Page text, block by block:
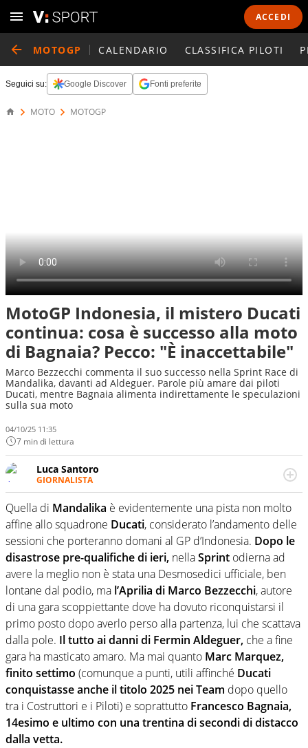
ACCEDI
MOTOGP CALENDARIO CLASSIFICA PILOTI
Seguici su: Google Discover Fonti preferite
MOTO MOTOGP
MotoGP Indonesia, il mistero Ducati
continua: cosa è successo alla moto
di Bagnaia? Pecco: "È inaccettabile"
Marco Bezzecchi commenta il suo successo nella Sprint Race di
Mandalika, davanti ad Aldeguer. Parole più amare dai piloti
Ducati, mentre Bagnaia alimenta indirettamente le speculazioni
sulla sua moto
04/10/25 11:35
7 min di lettura
Luca Santoro
GIORNALISTA
Esperto di Motorsport ma, più in generale, appassionato
di tutto ciò che sia Sport, anche senza il Motor. Dà il
meglio di sé quando la strada fa largo alle due o alle
quattro ruote
Quella di Mandalika è evidentemente una pista non molto
affine allo squadrone Ducati, considerato l’andamento delle
sessioni che porteranno domani al GP d’Indonesia. Dopo le
disastrose pre-qualifiche di ieri, nellaSprint odierna ad
avere la meglio non è stata una Desmosedici ufficiale, ben
lontane dal podio, ma l’Aprilia di Marco Bezzecchi, autore
di una gara scoppiettante dove ha dovuto riconquistarsi il
primo posto dopo averlo perso alla partenza, lui che scattava
dalla pole. Il tutto ai danni di Fermin Aldeguer, che a fine
gara ha masticato amaro. Ma mai quanto Marc Marquez,
finito settimo (comunque a punti, utili affinché Ducati
conquistasse anche il titolo 2025 nei Team dopo quello
tra i Costruttori e i Piloti) e soprattutto Francesco Bagnaia,
14esimo e ultimo con una trentina di secondi di distacco
dalla vetta.